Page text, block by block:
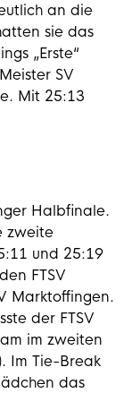
an die
sie das
„Erste“
SV
Mit 25:13
Halbfinale.
zweite
und 25:19
FTSV
Marktoffingen.
der FTSV
im zweiten
Im Tie-Break
das